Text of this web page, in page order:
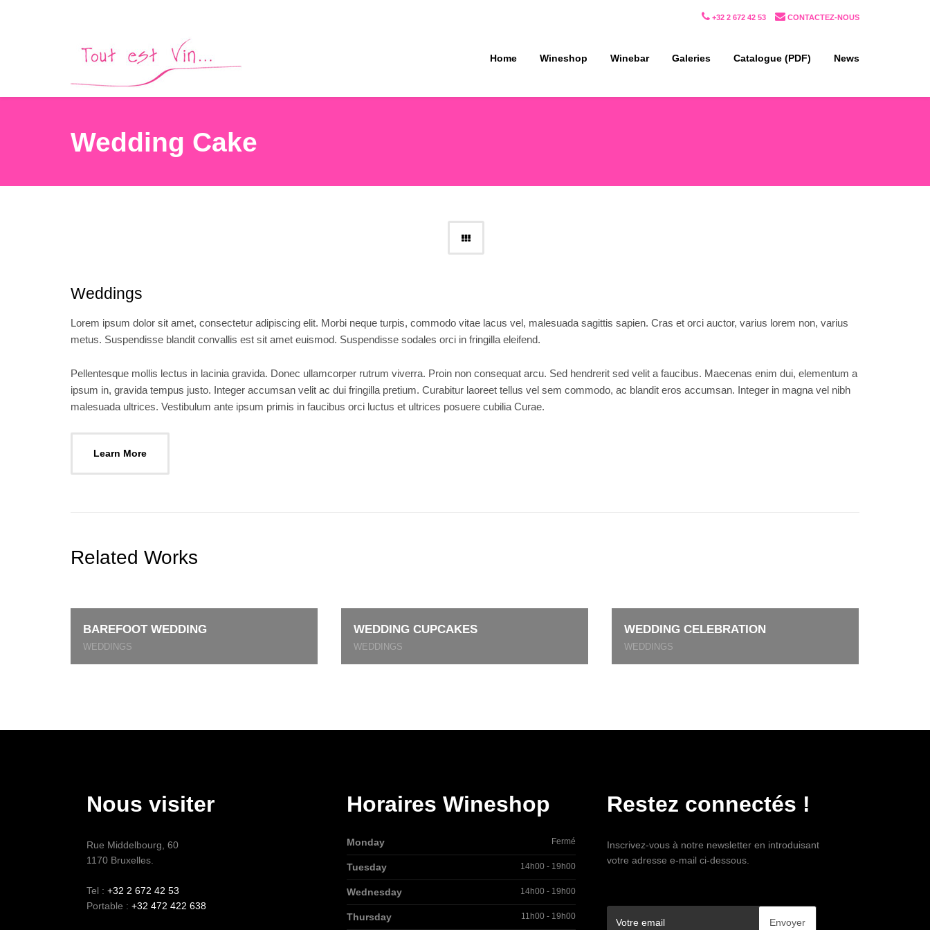
+32 2 672 42 53 CONTACTEZ-NOUS
Home Wineshop Winebar Galeries Catalogue (PDF) News
Wedding Cake
Weddings
Lorem ipsum dolor sit amet, consectetur adipiscing elit. Morbi neque turpis, commodo vitae lacus vel, malesuada sagittis sapien. Cras et orci auctor, varius lorem non, varius
metus. Suspendisse blandit convallis est sit amet euismod. Suspendisse sodales orci in fringilla eleifend.
Pellentesque mollis lectus in lacinia gravida. Donec ullamcorper rutrum viverra. Proin non consequat arcu. Sed hendrerit sed velit a faucibus. Maecenas enim dui, elementum a
ipsum in, gravida tempus justo. Integer accumsan velit ac dui fringilla pretium. Curabitur laoreet tellus vel sem commodo, ac blandit eros accumsan. Integer in magna vel nibh
malesuada ultrices. Vestibulum ante ipsum primis in faucibus orci luctus et ultrices posuere cubilia Curae.
Learn More
Related Works
BAREFOOT WEDDING
WEDDINGS
WEDDING CUPCAKES
WEDDINGS
WEDDING CELEBRATION
WEDDINGS
Nous visiter
Rue Middelbourg, 60
1170 Bruxelles.
Tel : +32 2 672 42 53
Portable : +32 472 422 638
Horaires Wineshop
Monday Fermé
Tuesday 14h00 - 19h00
Wednesday 14h00 - 19h00
Thursday 11h00 - 19h00
Restez connectés !
Inscrivez-vous à notre newsletter en introduisant
votre adresse e-mail ci-dessous.